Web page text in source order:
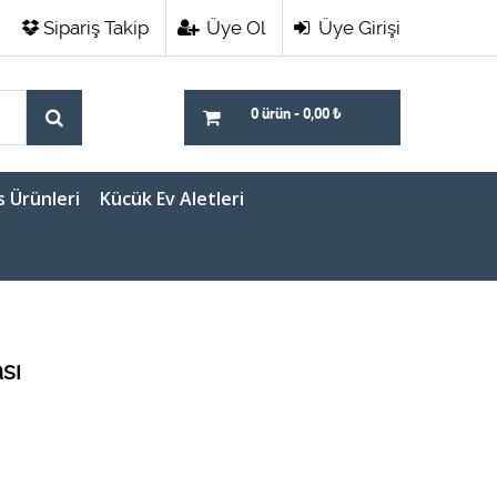
Üye Girişi
Üye Ol
Sipariş Takip
0 ürün - 0,00 ₺
Ürünleri Kücük Ev Aletleri